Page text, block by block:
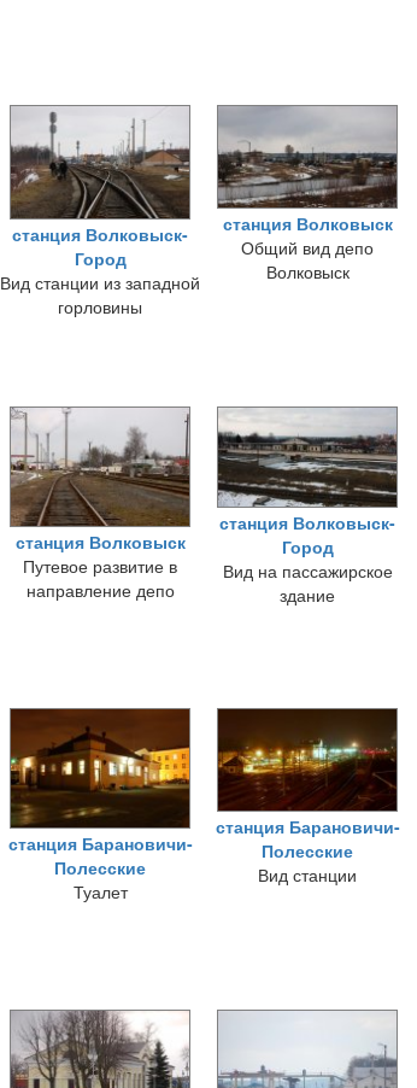
станция Волковыск-
Город
Вид станции из западной
горловины
станция Волковыск
Общий вид депо
Волковыск
станция Волковыск
Путевое развитие в
направление депо
станция Волковыск-
Город
Вид на пассажирское
здание
станция Барановичи-
Полесские
Туалет
станция Барановичи-
Полесские
Вид станции